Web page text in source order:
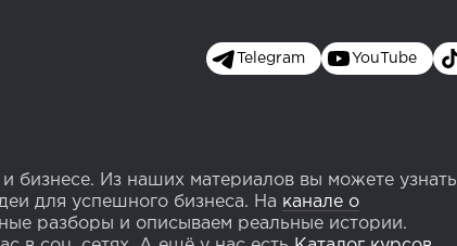
Telegram YouTube
бизнесе. Из наших материалов вы можете узнать
для успешного бизнеса. На канале о
разборы и описываем реальные истории.